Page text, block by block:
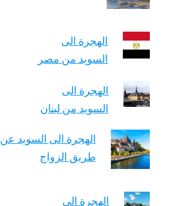
الهجرة الى
السويد من مصر
الهجرة الى
السويد من لبنان
الهجرة الى السويد عن
طريق الزواج
الهجرة الى